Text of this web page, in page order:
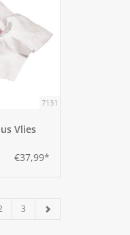
7131
Vlies
€37,99*
3